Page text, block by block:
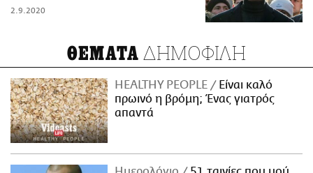
2.9.2020
ΘΕΜΑΤΑ ΔΗΜΟΦΙΛΗ
HEALTHY PEOPLE
Είναι καλό
πρωινό η βρόμη; Ένας γιατρός
απαντά